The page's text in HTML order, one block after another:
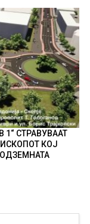
1“ СТРАВУВААТ
КОЈ